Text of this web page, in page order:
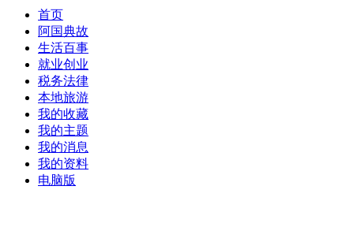
首页
阿国典故
生活百事
就业创业
税务法律
本地旅游
我的收藏
我的主题
我的消息
我的资料
电脑版